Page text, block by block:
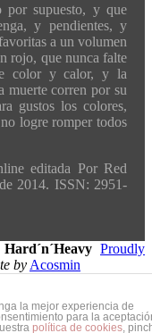
por supuesto, y que
y pendientes, y
a un volumen
rojo, que nunca falte
color y calor, y la
corren por su
gustos los colores,
logre romper todos
editada Por Red
2014. ISSN: 2951-
Proudly
by Acosmin
la mejor experiencia de
para la
política de cookies ,